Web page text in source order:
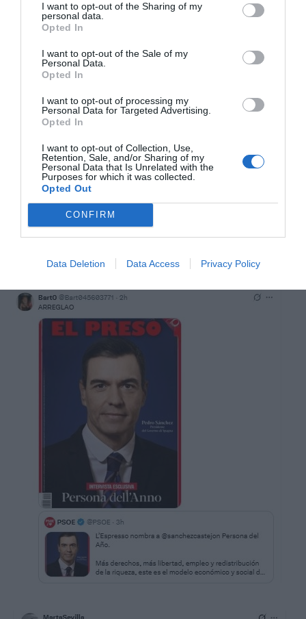
I want to opt-out of the Sharing of my
personal data.
Opted In
I want to opt-out of the Sale of my
Personal Data.
Opted In
I want to opt-out of processing my
Personal Data for Targeted Advertising.
Opted In
I want to opt-out of Collection, Use,
Retention, Sale, and/or Sharing of my
Personal Data that Is Unrelated with the
Purposes for which it was collected.
Opted Out
CONFIRM
Data Deletion Data Access Privacy Policy